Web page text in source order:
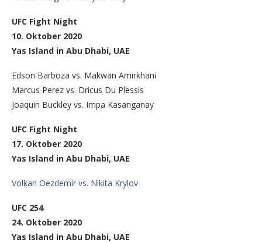
UFC Fight Night
10. Oktober 2020
Yas Island in Abu Dhabi, UAE
Edson Barboza vs. Makwan Amirkhani
Marcus Perez vs. Dricus Du Plessis
Joaquin Buckley vs. Impa Kasanganay
UFC Fight Night
17. Oktober 2020
Yas Island in Abu Dhabi, UAE
Volkan Oezdemir vs. Nikita Krylov
UFC 254
24. Oktober 2020
Yas Island in Abu Dhabi, UAE